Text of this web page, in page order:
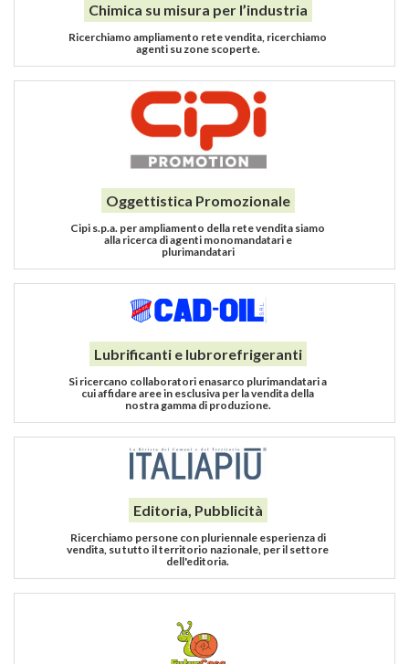
Chimica su misura per l’industria
Ricerchiamo ampliamento rete vendita, ricerchiamo
agenti su zone scoperte.
Oggettistica Promozionale
Cipi s.p.a. per ampliamento della rete vendita siamo
alla ricerca di agenti monomandatari e
plurimandatari
Lubrificanti e lubrorefrigeranti
Si ricercano collaboratori enasarco plurimandatari a
cui affidare aree in esclusiva per la vendita della
nostra gamma di produzione.
Editoria, Pubblicità
Ricerchiamo persone con pluriennale esperienza di
vendita, su tutto il territorio nazionale, per il settore
dell'editoria.